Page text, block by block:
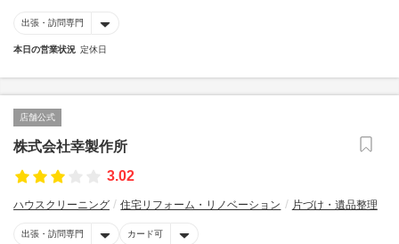
出張・訪問専門
本日の営業状況 定休日
店舗公式
株式会社幸製作所
3.02
ハウスクリーニング 住宅リフォーム・リノベーション 片づけ・遺品整理
出張・訪問専門 カード可